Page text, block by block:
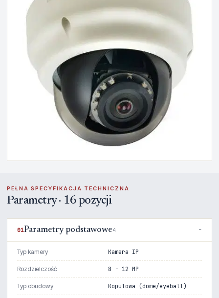
PEŁNA SPECYFIKACJA TECHNICZNA
Parametry · 16 pozycji
01Parametry podstawowe4
Typ kamery Kamera IP
Rozdzielczość 8 - 12 MP
Typ obudowy Kopulowa (dome/eyeball)